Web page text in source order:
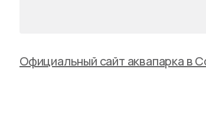
Официальный сайт аквапарка в